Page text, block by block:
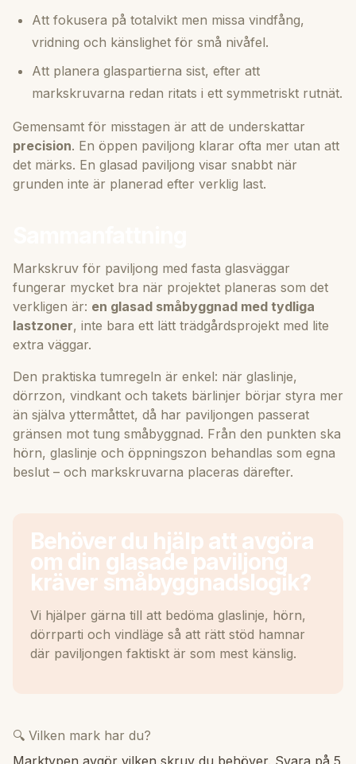
Att fokusera på totalvikt men missa vindfång,
vridning och känslighet för små nivåfel.
Att planera glaspartierna sist, efter att
markskruvarna redan ritats i ett symmetriskt rutnät.
Gemensamt för misstagen är att de underskattar
precision. En öppen paviljong klarar ofta mer utan att
det märks. En glasad paviljong visar snabbt när
grunden inte är planerad efter verklig last.
Markskruv för paviljong med fasta glasväggar
fungerar mycket bra när projektet planeras som det
verkligen är: en glasad småbyggnad med tydliga
lastzoner, inte bara ett lätt trädgårdsprojekt med lite
extra väggar.
Den praktiska tumregeln är enkel: när glaslinje,
dörrzon, vindkant och takets bärlinjer börjar styra mer
än själva yttermåttet, då har paviljongen passerat
gränsen mot tung småbyggnad. Från den punkten ska
hörn, glaslinje och öppningszon behandlas som egna
beslut – och markskruvarna placeras därefter.
Behöver du hjälp att avgöra
om din glasade paviljong
kräver småbyggnadslogik?
Vi hjälper gärna till att bedöma glaslinje, hörn,
dörrparti och vindläge så att rätt stöd hamnar
där paviljongen faktiskt är som mest känslig.
🔍 Vilken mark har du?
Marktypen avgör vilken skruv du behöver. Svara på 5